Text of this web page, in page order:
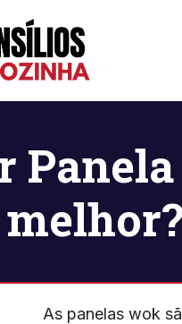
Panela
As panelas wok